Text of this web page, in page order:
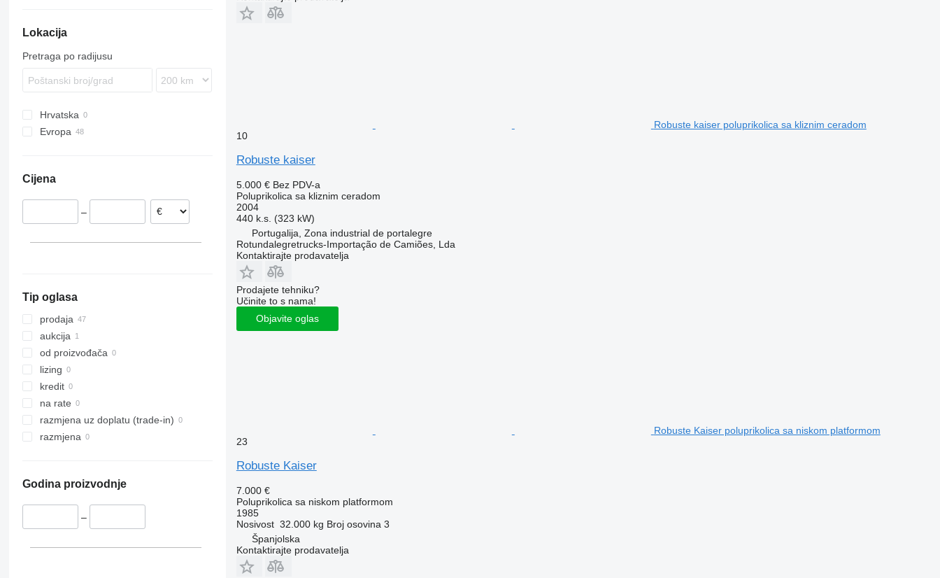
SW
Lokacija
Pretraga po radijusu
Hrvatska
Evropa
Portugalija
Španjolska
Cijena
–
Tip oglasa
prodaja
aukcija
od proizvođača
lizing
kredit
na rate
razmjena uz doplatu (trade-in)
razmjena
Godina proizvodnje
–
Robuste kaiser poluprikolica sa kliznim ceradom
10
Robuste kaiser
5.000 € Bez PDV-a
Poluprikolica sa kliznim ceradom
2004
440 k.s. (323 kW)
Portugalija, Zona industrial de portalegre
Rotundalegretrucks-Importação de Camiões, Lda
Kontaktirajte prodavatelja
Prodajete tehniku?
Učinite to s nama!
Objavite oglas
Robuste Kaiser poluprikolica sa niskom platformom
23
Robuste Kaiser
7.000 €
Poluprikolica sa niskom platformom
1985
Nosivost 32.000 kg Broj osovina 3
Španjolska
Kontaktirajte prodavatelja